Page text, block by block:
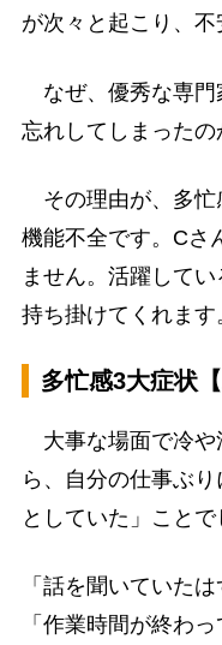
が次々と起こり、不
なぜ、優秀な専門
忘れしてしまったの
その理由が、多忙
機能不全です。Cさ
ません。活躍して
持ち掛けてくれます
多忙感3大症状
大事な場面で冷や
ら、自分の仕事ぶ
としていた」ことで
「話を聞いていた
「作業時間が終わ